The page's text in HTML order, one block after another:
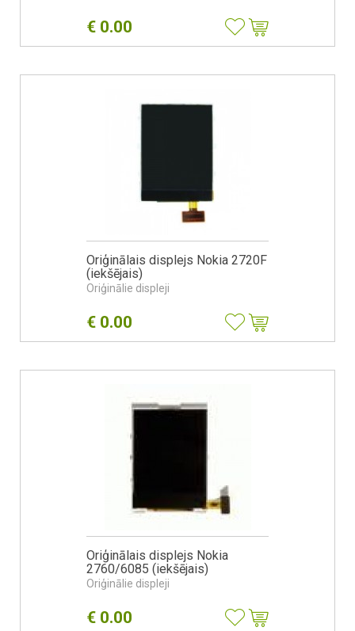
€ 0.00
Oriģinālais displejs Nokia 2720F
(iekšējais)
Oriģinālie displeji
€ 0.00
Oriģinālais displejs Nokia
2760/6085 (iekšējais)
Oriģinālie displeji
€ 0.00